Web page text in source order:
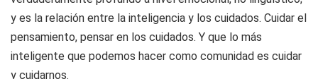
y es la relación entre la inteligencia y los cuidados. Cuidar el
pensamiento, pensar en los cuidados. Y que lo más
inteligente que podemos hacer como comunidad es cuidar
y cuidarnos.